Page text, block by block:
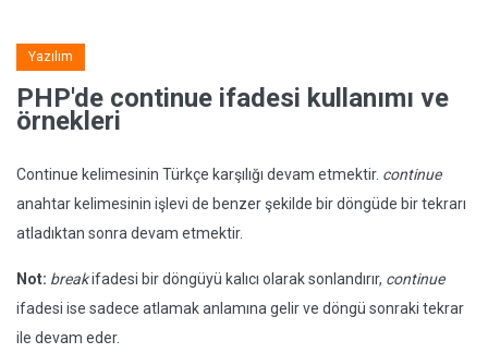
Yazılım
PHP'de continue ifadesi kullanımı ve
örnekleri
Continue kelimesinin Türkçe karşılığı devam etmektir. continue
anahtar kelimesinin işlevi de benzer şekilde bir döngüde bir tekrarı
atladıktan sonra devam etmektir.
Not: breakifadesi bir döngüyü kalıcı olarak sonlandırır, continue
ifadesi ise sadece atlamak anlamına gelir ve döngü sonraki tekrar
ile devam eder.